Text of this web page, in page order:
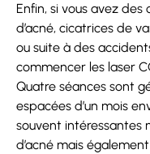
Enfin, si vous avez
d’acné, cicatrices de
ou suite à des
commencer les laser
Quatre séances sont
espacées d’un mois
souvent intéressantes
d’acné mais